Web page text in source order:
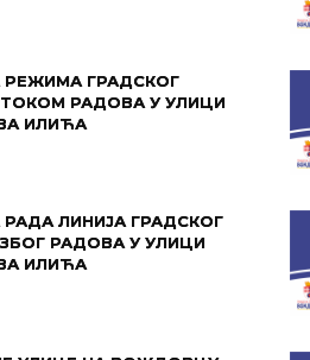
ГРАДСКОГ
РАДОВА У УЛИЦИ
ИЛИЋА
ЛИНИЈА ГРАДСКОГ
РАДОВА У УЛИЦИ
ИЛИЋА